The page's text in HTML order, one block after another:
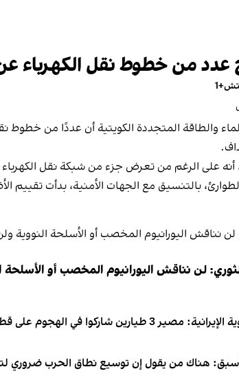
من خطوط نقل الكهرباء عن
والطاقة المتجددة الكويتية أن عددًا من
أنه على الرغم من تعرض جزء من شبكة نقل
بالتنسيق مع الجهات الأمنية، بدأت تقييم
لن نناقش اليورانيوم المخصب أو الأسلحة
شاركوا في الهجوم على قطر لا يزال مجهولاً
هناك من يقول إن توسيع نطاق الحرب ضروري